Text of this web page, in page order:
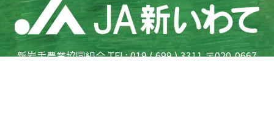
新岩手農業協同組合 TEL: 019 ( 699 ) 3311 〒020-0667